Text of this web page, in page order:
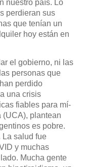
nuestro país. Lo
perdieran sus
que tenían un
hoy están en
el gobierno, ni las
las personas que
perdido
una crisis
fiables para mí-
(UCA), plantean
es pobre.
La salud fue
y muchas
Mucha gente